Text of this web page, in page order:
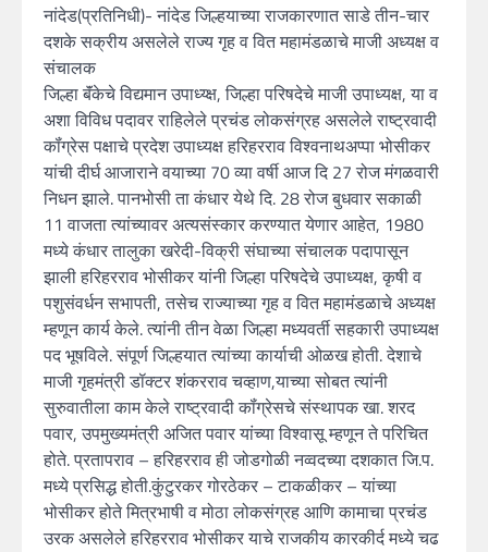
नांदेड(प्रतिनिधी)- नांदेड जिल्हयाच्या राजकारणात साडे तीन-चार
दशके सक्रीय असलेले राज्य गृह व वित महामंडळाचे माजी अध्यक्ष व
संचालक
जिल्हा बॅंकेचे विद्यमान उपाध्य्क्ष, जिल्हा परिषदेचे माजी उपाध्यक्ष, या व
अशा विविध पदावर राहिलेले प्रचंड लोकसंग्रह असलेले राष्ट्रवादी
कॉंग्रेस पक्षाचे प्रदेश उपाध्यक्ष हरिहरराव विश्वनाथअप्पा भोसीकर
यांची दीर्घ आजाराने वयाच्या 70 व्या वर्षी आज दि 27 रोज मंगळवारी
निधन झाले. पानभोसी ता कंधार येथे दि. 28 रोज बुधवार सकाळी
11 वाजता त्यांच्यावर अत्यसंस्कार करण्यात येणार आहेत, 1980
मध्ये कंधार तालुका खरेदी-विक्री संघाच्या संचालक पदापासून
झाली हरिहरराव भोसीकर यांनी जिल्हा परिषदेचे उपाध्यक्ष, कृषी व
पशुसंवर्धन सभापती, तसेच राज्याच्या गृह व वित महामंडळाचे अध्यक्ष
म्हणून कार्य केले. त्यांनी तीन वेळा जिल्हा मध्यवर्ती सहकारी उपाध्यक्ष
पद भूषविले. संपूर्ण जिल्हयात त्यांच्या कार्याची ओळख होती. देशाचे
माजी गृहमंत्री डॉक्टर शंकरराव चव्हाण,याच्या सोबत त्यांनी
सुरुवातीला काम केले राष्ट्रवादी कॉंग्रेसचे संस्थापक खा. शरद
पवार, उपमुख्यमंत्री अजित पवार यांच्या विश्वासू म्हणून ते परिचित
होते. प्रतापराव – हरिहरराव ही जोडगोळी नव्वदच्या दशकात जि.प.
मध्ये प्रसिद्ध होती.कुंटुरकर गोरठेकर – टाकळीकर – यांच्या
भोसीकर होते मित्रभाषी व मोठा लोकसंग्रह आणि कामाचा प्रचंड
उरक असलेले हरिहरराव भोसीकर याचे राजकीय कारकीर्द मध्ये चढ